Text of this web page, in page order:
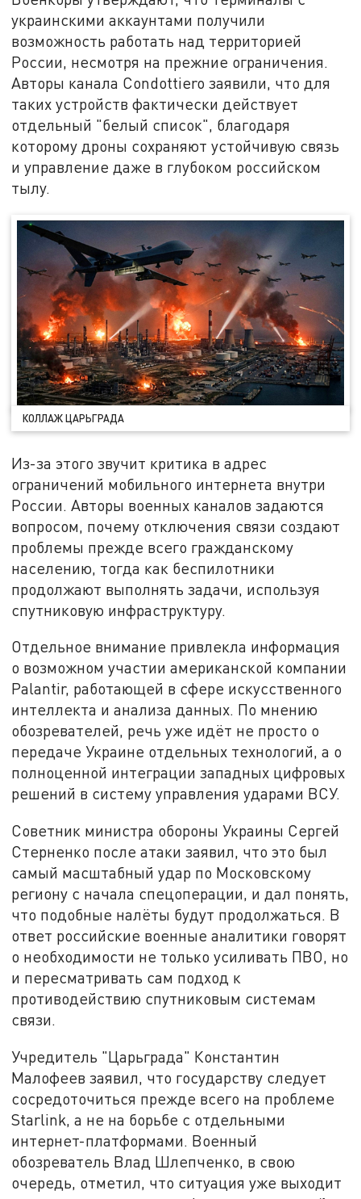
украинскими аккаунтами получили
возможность работать над территорией
России, несмотря на прежние ограничения.
Авторы канала Condottiero заявили, что для
таких устройств фактически действует
отдельный "белый список", благодаря
которому дроны сохраняют устойчивую связь
и управление даже в глубоком российском
тылу.
КОЛЛАЖ ЦАРЬГРАДА
Из-за этого звучит критика в адрес
ограничений мобильного интернета внутри
России. Авторы военных каналов задаются
вопросом, почему отключения связи создают
проблемы прежде всего гражданскому
населению, тогда как беспилотники
продолжают выполнять задачи, используя
спутниковую инфраструктуру.
Отдельное внимание привлекла информация
о возможном участии американской компании
Palantir, работающей в сфере искусственного
интеллекта и анализа данных. По мнению
обозревателей, речь уже идёт не просто о
передаче Украине отдельных технологий, а о
полноценной интеграции западных цифровых
решений в систему управления ударами ВСУ.
Советник министра обороны Украины Сергей
Стерненко после атаки заявил, что это был
самый масштабный удар по Московскому
региону с начала спецоперации, и дал понять,
что подобные налёты будут продолжаться. В
ответ российские военные аналитики говорят
о необходимости не только усиливать ПВО, но
и пересматривать сам подход к
противодействию спутниковым системам
связи.
Учредитель "Царьграда" Константин
Малофеев заявил, что государству следует
сосредоточиться прежде всего на проблеме
Starlink, а не на борьбе с отдельными
интернет-платформами. Военный
обозреватель Влад Шлепченко, в свою
очередь, отметил, что ситуация уже выходит